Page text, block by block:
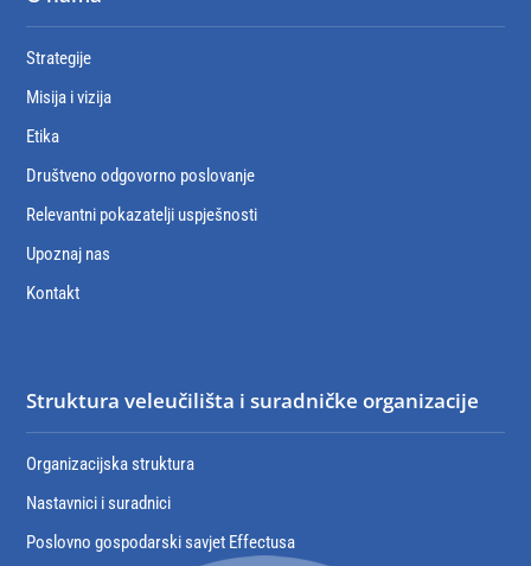
Strategije
Misija i vizija
Etika
Društveno odgovorno poslovanje
Relevantni pokazatelji uspješnosti
Upoznaj nas
Kontakt
Struktura veleučilišta i suradničke organizacije
Organizacijska struktura
Nastavnici i suradnici
Poslovno gospodarski savjet Effectusa